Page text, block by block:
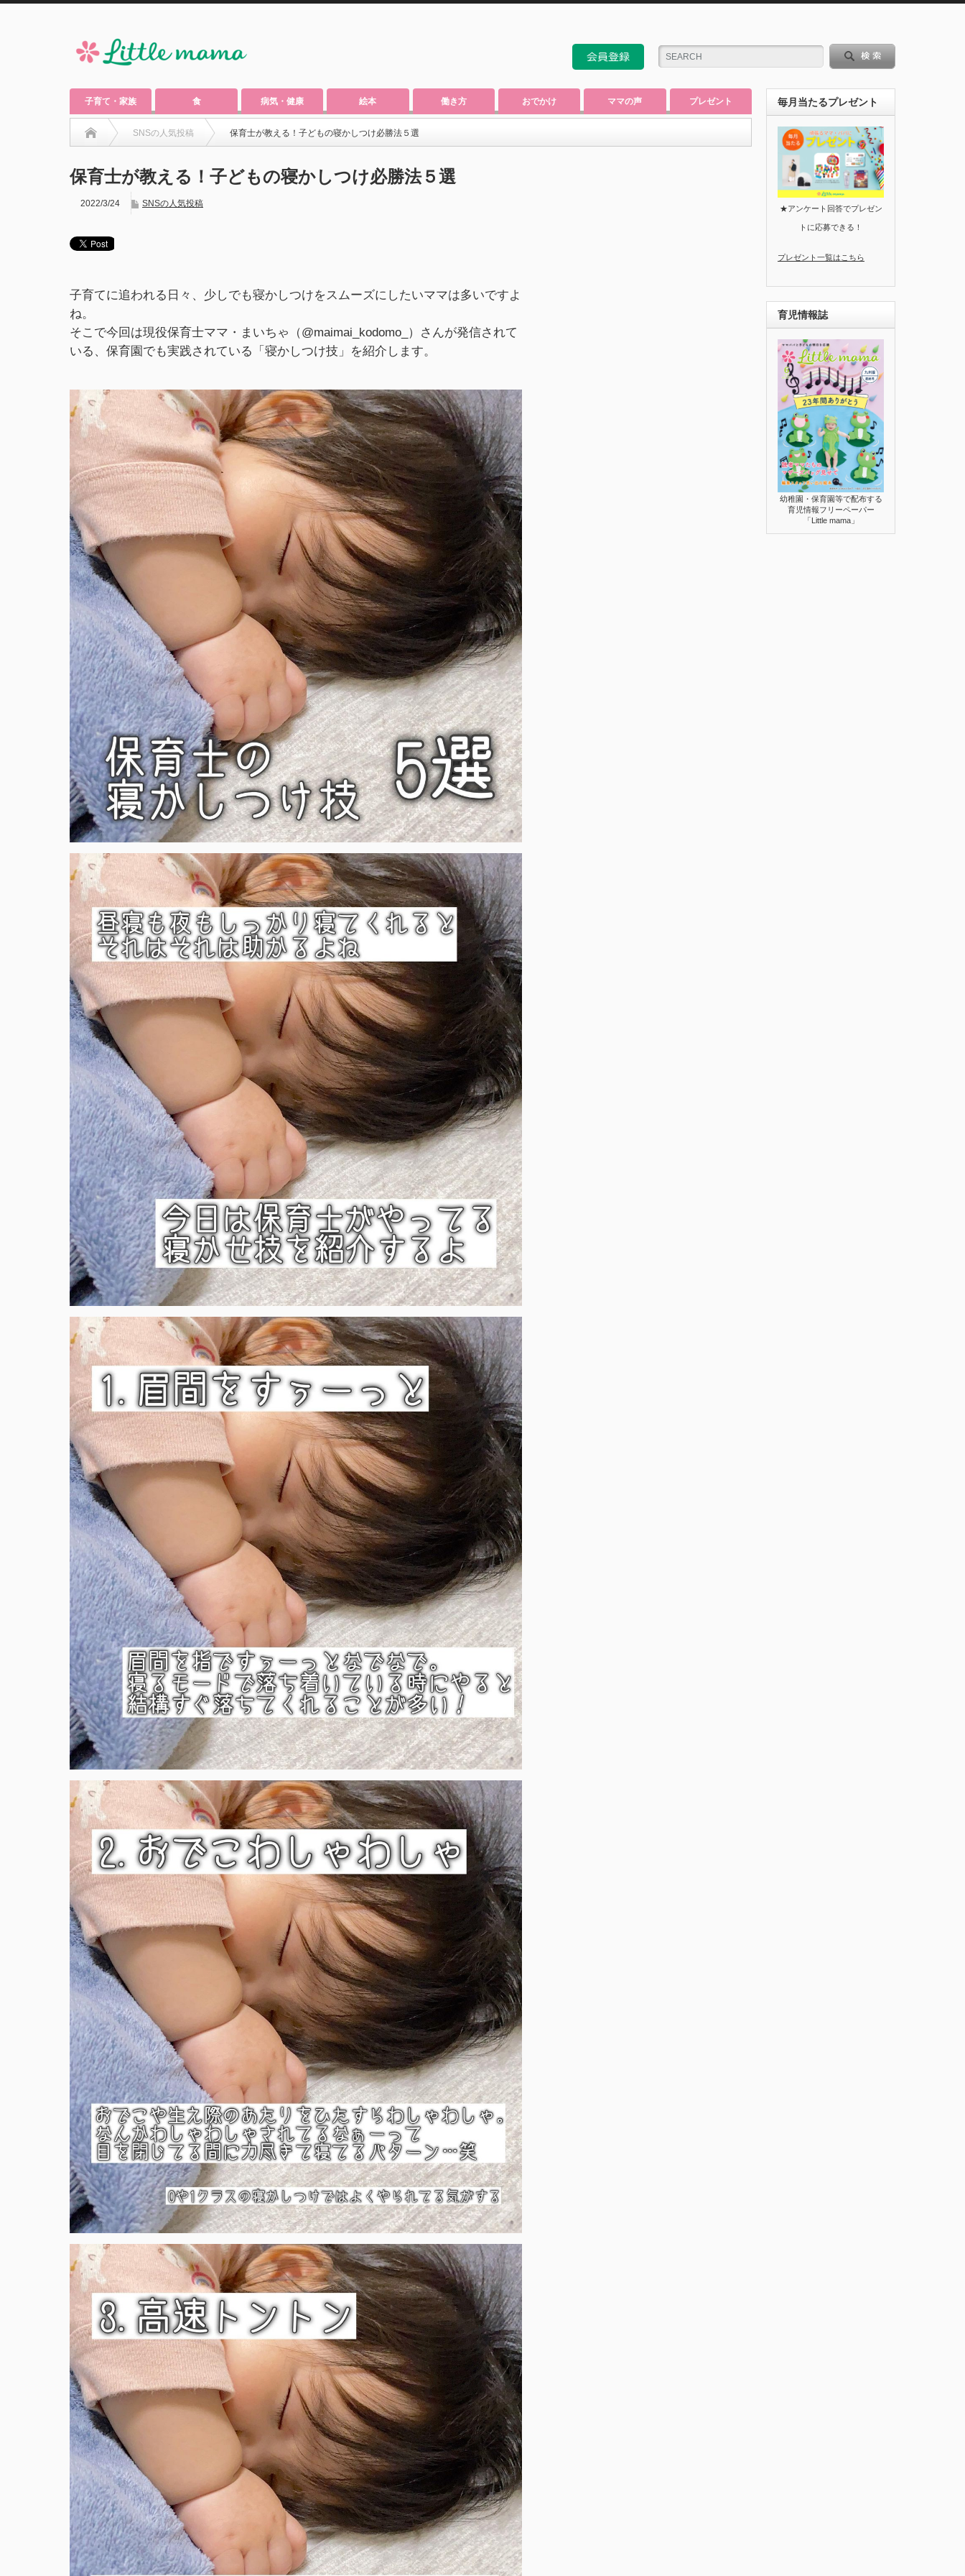
子育て・家族 食 病気・健康 絵本 働き方 おでかけ ママの声 プレゼント
SNSの人気投稿 保育士が教える！子どもの寝かしつけ必勝法５選
保育士が教える！子どもの寝かしつけ必勝法５選
2022/3/24 SNSの人気投稿
子育てに追われる日々、少しでも寝かしつけをスムーズにしたいママは多いですよ
ね。
そこで今回は現役保育士ママ・まいちゃ（@maimai_kodomo_）さんが発信されて
いる、保育園でも実践されている「寝かしつけ技」を紹介します。
毎月当たるプレゼント
★アンケート回答でプレゼン
トに応募できる！
プレゼント一覧はこちら
育児情報誌
幼稚園・保育園等で配布する
育児情報フリーペーパー
「Little mama」